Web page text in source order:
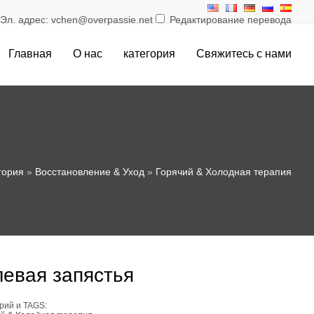
адрес: vchen@overpassie.net Редактирование перевода
Главная О нас категория Свяжитесь с нами
» Восстановление & Уход » Горячий & Холодная терапия
запястья
и TAGS: